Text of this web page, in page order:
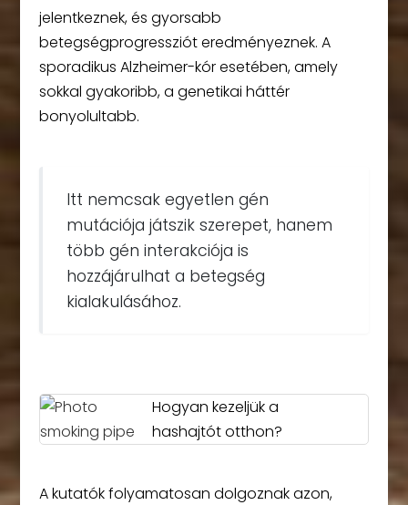
jelentkeznek, és gyorsabb
betegségprogressziót eredményeznek. A
sporadikus Alzheimer-kór esetében, amely
sokkal gyakoribb, a genetikai háttér
bonyolultabb.
Itt nemcsak egyetlen gén
mutációja játszik szerepet, hanem
több gén interakciója is
hozzájárulhat a betegség
kialakulásához.
Hogyan kezeljük a
hashajtót otthon?
A kutatók folyamatosan dolgoznak azon,